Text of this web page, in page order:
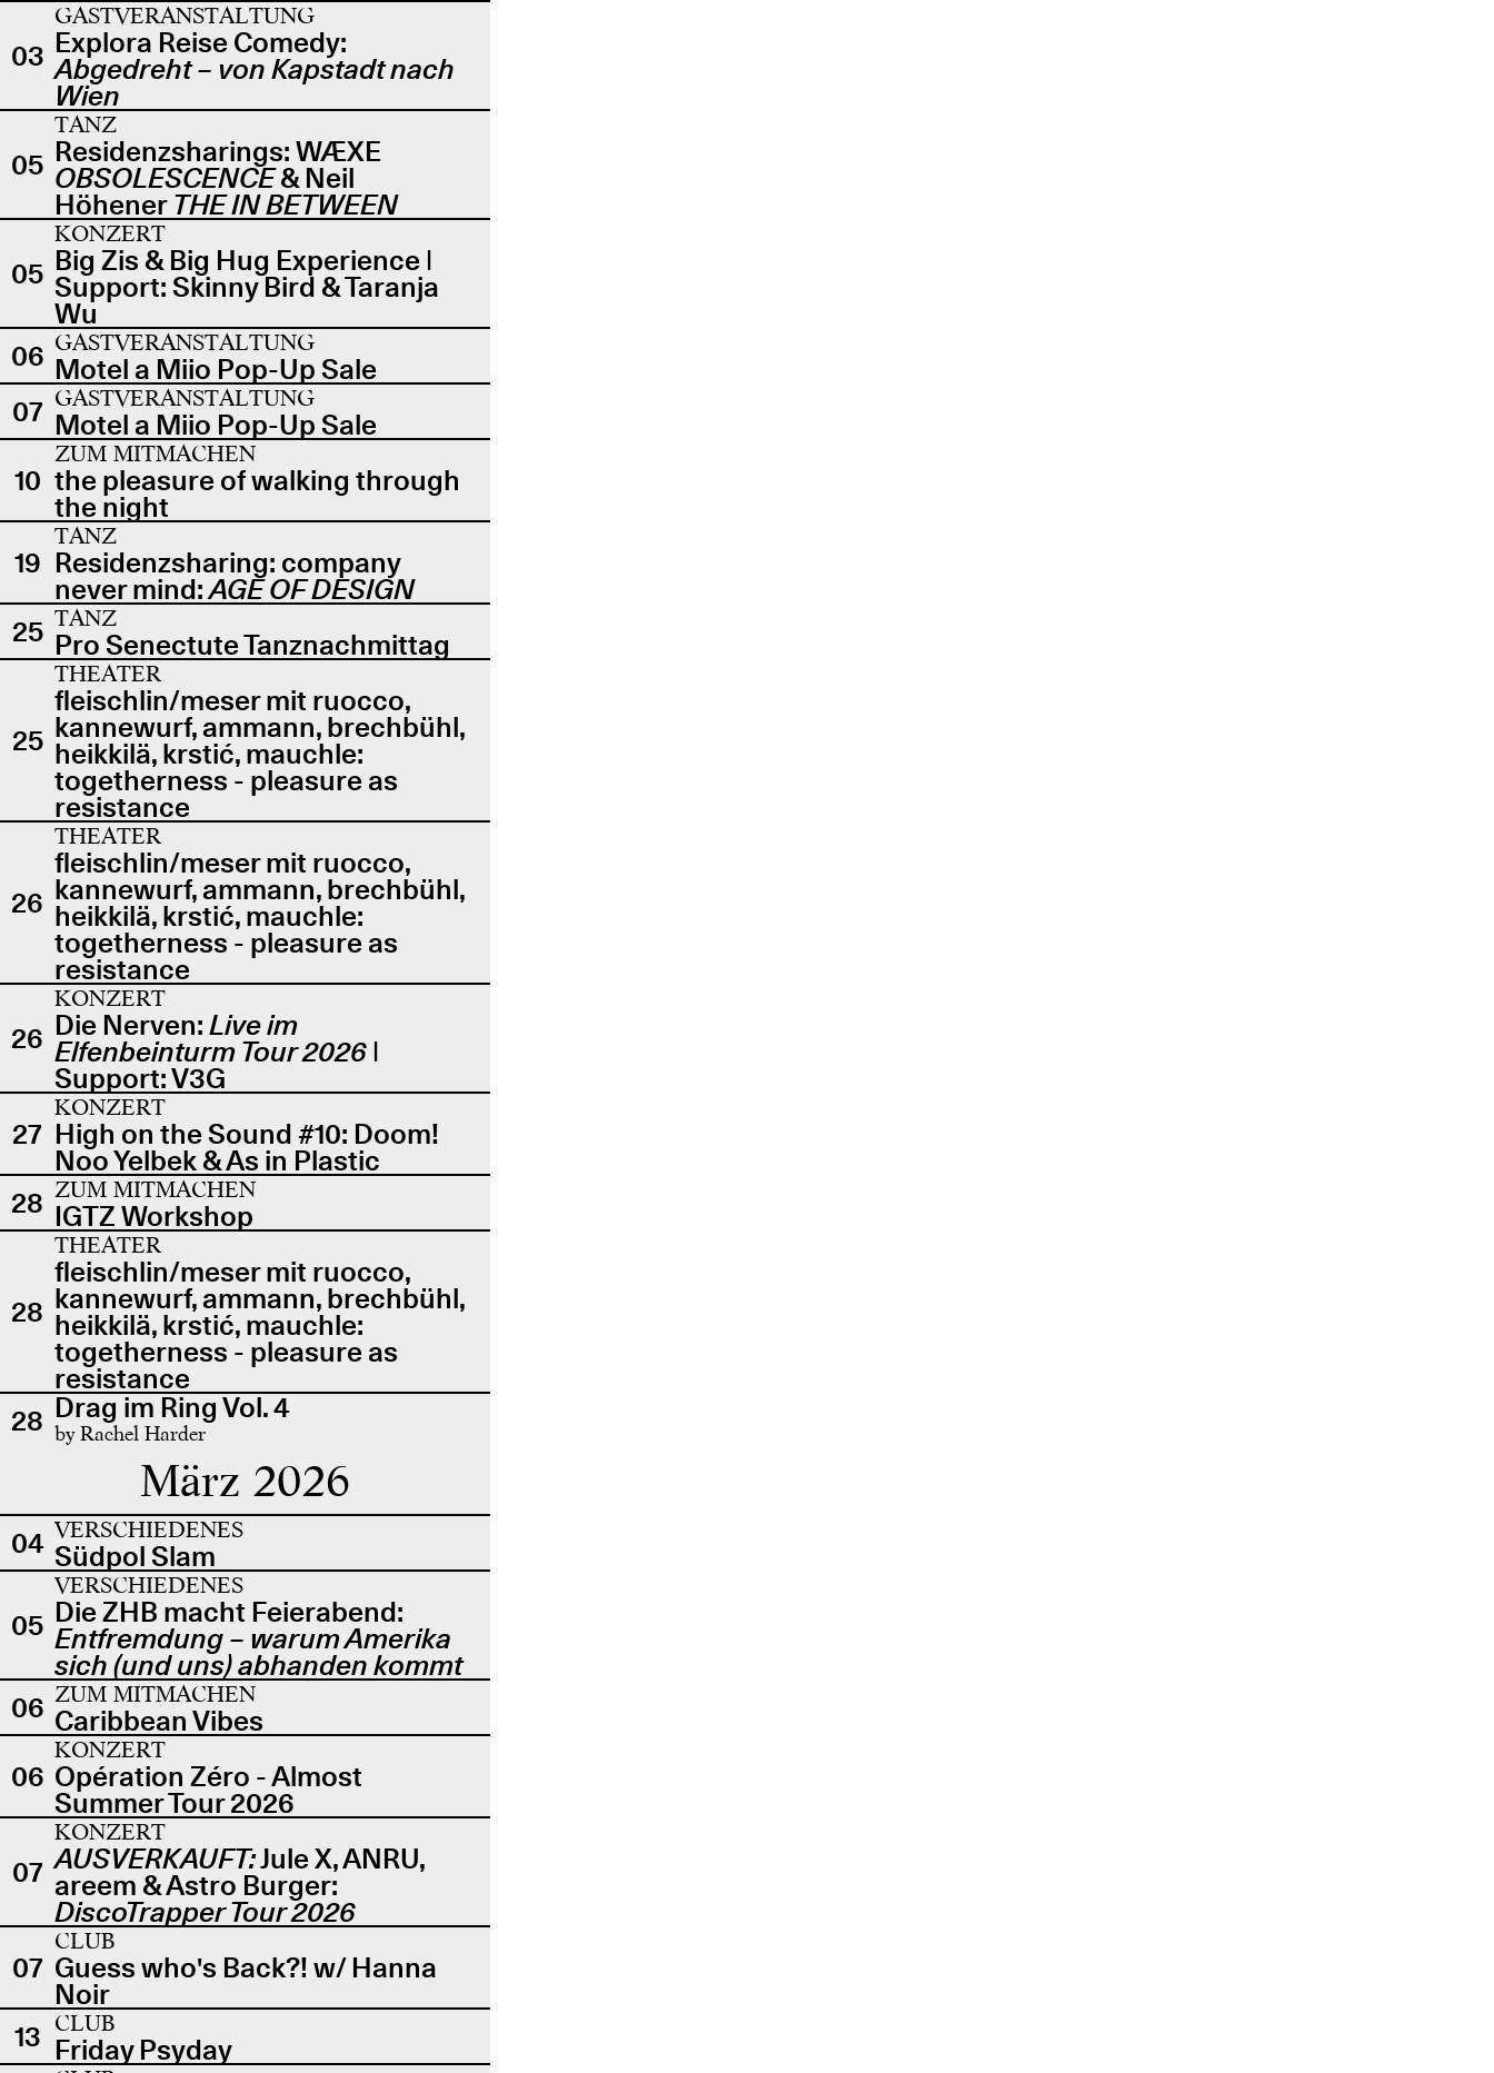
03
GASTVERANSTALTUNG
Explora Reise Comedy:
Abgedreht – von Kapstadt nach
Wien
05
TANZ
Residenzsharings: WÆXE
OBSOLESCENCE& Neil
Höhener THE IN BETWEEN
05
KONZERT
Big Zis & Big Hug Experience |
Support: Skinny Bird & Taranja
Wu
06 GASTVERANSTALTUNG
Motel a Miio Pop-Up Sale
07 GASTVERANSTALTUNG
Motel a Miio Pop-Up Sale
10
ZUM MITMACHEN
the pleasure of walking through
the night
19
TANZ
Residenzsharing: company
never mind:AGE OF DESIGN
25 TANZ
Pro Senectute Tanznachmittag
25
THEATER
fleischlin/meser mit ruocco,
kannewurf, ammann, brechbühl,
heikkilä, krstić, mauchle:
togetherness - pleasure as
resistance
26
THEATER
fleischlin/meser mit ruocco,
kannewurf, ammann, brechbühl,
heikkilä, krstić, mauchle:
togetherness - pleasure as
resistance
26
KONZERT
Die Nerven:Live im
Elfenbeinturm Tour 2026 |
Support: V3G
27
KONZERT
High on the Sound #10: Doom!
Noo Yelbek & As in Plastic
28 ZUM MITMACHEN
IGTZ Workshop
28
THEATER
fleischlin/meser mit ruocco,
kannewurf, ammann, brechbühl,
heikkilä, krstić, mauchle:
togetherness - pleasure as
resistance
28 Drag im Ring Vol. 4
by Rachel Harder
März 2026
04 VERSCHIEDENES
Südpol Slam
05
VERSCHIEDENES
Die ZHB macht Feierabend:
Entfremdung – warum Amerika
sich (und uns) abhanden kommt
06 ZUM MITMACHEN
Caribbean Vibes
06
KONZERT
Opération Zéro - Almost
Summer Tour 2026
07
KONZERT
AUSVERKAUFT:Jule X, ANRU,
areem & Astro Burger:
DiscoTrapper Tour 2026
07
CLUB
Guess who's Back?! w/ Hanna
Noir
13 CLUB
Friday Psyday